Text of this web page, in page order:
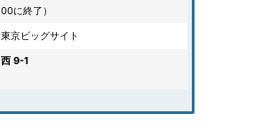
00に終了）
東京ビッグサイト
西 9-1